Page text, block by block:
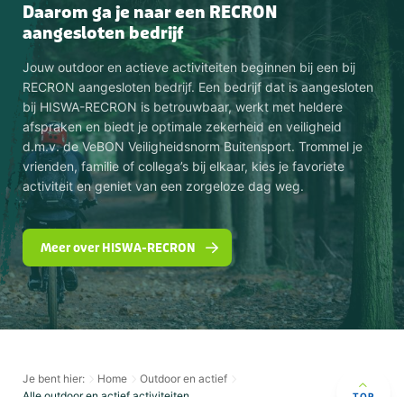
Daarom ga je naar een RECRON
aangesloten bedrijf
Jouw outdoor en actieve activiteiten beginnen bij een bij
RECRON aangesloten bedrijf. Een bedrijf dat is aangesloten
bij HISWA-RECRON is betrouwbaar, werkt met heldere
afspraken en biedt je optimale zekerheid en veiligheid
d.m.v. de VeBON Veiligheidsnorm Buitensport. Trommel je
vrienden, familie of collega’s bij elkaar, kies je favoriete
activiteit en geniet van een zorgeloze dag weg.
Meer over HISWA-RECRON
Je bent hier: Home
Outdoor en actief